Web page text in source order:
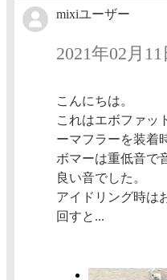
mixiユーザー
2021年02月11
こんにちは。
これはエボファッ
ーマフラーを装着
ボマーは重低音で
良い音でした。
アイドリング時は
回すと...